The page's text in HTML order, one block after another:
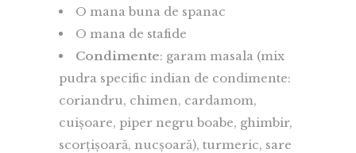
O mana buna de spanac
O mana de stafide
Condimente: garam masala (mix
pudra specific indian de condimente:
coriandru, chimen, cardamom,
cuișoare, piper negru boabe, ghimbir,
scorțișoară, nucșoară), turmeric, sare